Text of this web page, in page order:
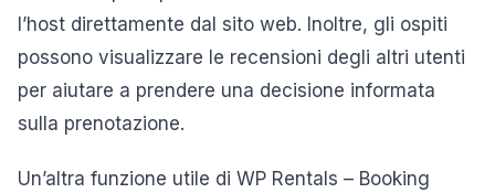
l’host direttamente dal sito web. Inoltre, gli ospiti
possono visualizzare le recensioni degli altri utenti
per aiutare a prendere una decisione informata
sulla prenotazione.
Un’altra funzione utile di WP Rentals – Booking